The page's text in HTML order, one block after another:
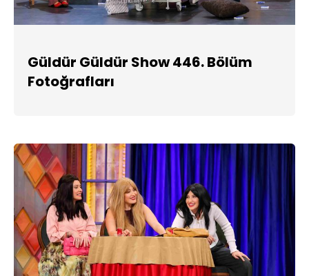
Güldür Güldür Show 446. Bölüm
Fotoğrafları